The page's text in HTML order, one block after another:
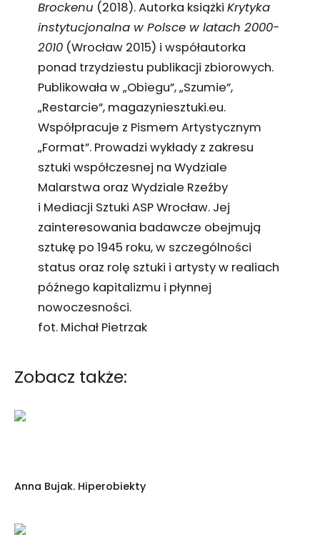
Brockenu (2018). Autorka książki Krytyka
instytucjonalna w Polsce w latach 2000-
2010(Wrocław 2015) i współautorka
ponad trzydziestu publikacji zbiorowych.
Publikowała w „Obiegu”, „Szumie”,
„Restarcie”, magazyniesztuki.eu.
Współpracuje z Pismem Artystycznym
„Format”. Prowadzi wykłady z zakresu
sztuki współczesnej na Wydziale
Malarstwa oraz Wydziale Rzeźby
i Mediacji Sztuki ASP Wrocław. Jej
zainteresowania badawcze obejmują
sztukę po 1945 roku, w szczególności
status oraz rolę sztuki i artysty w realiach
późnego kapitalizmu i płynnej
nowoczesności.
fot. Michał Pietrzak
Zobacz także:
Anna Bujak. Hiperobiekty